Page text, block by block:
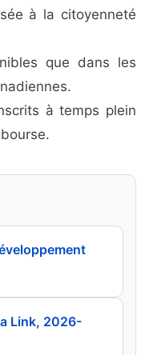
à la citoyenneté
que dans les
à temps plein
Link, 2026-